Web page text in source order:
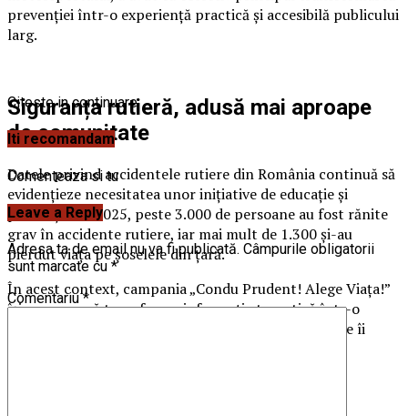
prevenției într-o experiență practică și accesibilă publicului
larg.
Siguranța rutieră, adusă mai aproape
de comunitate
Datele privind accidentele rutiere din România continuă să
evidențieze necesitatea unor inițiative de educație și
prevenție. În 2025, peste 3.000 de persoane au fost rănite
grav în accidente rutiere, iar mai mult de 1.300 și-au
pierdut viața pe șoselele din țară.
În acest context, campania „Condu Prudent! Alege Viața!”
își propune să transforme informația teoretică într-o
experiență directă, prin simulări și demonstrații care îi
Citeste in continuare
Iti recomandam
Comenteaza si tu
Leave a Reply
Adresa ta de email nu va fi publicată. Câmpurile obligatorii
sunt marcate cu *
Comentariu*